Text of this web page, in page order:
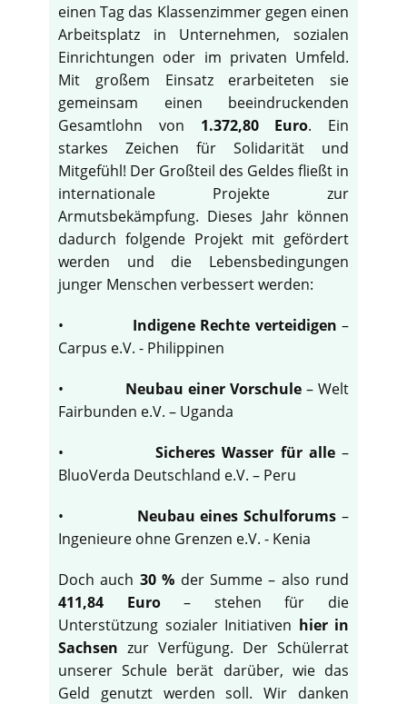
einen Tag das Klassenzimmer gegen einen
Arbeitsplatz in Unternehmen, sozialen
Einrichtungen oder im privaten Umfeld.
Mit großem Einsatz erarbeiteten sie
gemeinsam einen beeindruckenden
Gesamtlohn von 1.372,80 Euro. Ein
starkes Zeichen für Solidarität und
Mitgefühl! Der Großteil des Geldes fließt in
internationale Projekte zur
Armutsbekämpfung. Dieses Jahr können
dadurch folgende Projekt mit gefördert
werden und die Lebensbedingungen
junger Menschen verbessert werden:
• Indigene Rechte verteidigen –
Carpus e.V. - Philippinen
• Neubau einer Vorschule – Welt
Fairbunden e.V. – Uganda
•Sicheres Wasser für alle–
BluoVerda Deutschland e.V. – Peru
• Neubau eines Schulforums –
Ingenieure ohne Grenzen e.V. - Kenia
Doch auch 30 % der Summe – also rund
411,84 Euro– stehen für die
Unterstützung sozialer Initiativen hier in
Sachsen zur Verfügung. Der Schülerrat
unserer Schule berät darüber, wie das
Geld genutzt werden soll. Wir danken